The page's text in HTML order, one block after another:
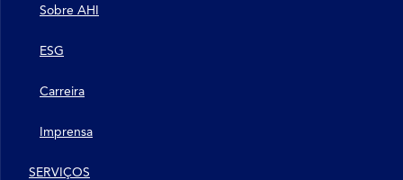
Sobre AHI
ESG
Carreira
Imprensa
SERVIÇOS